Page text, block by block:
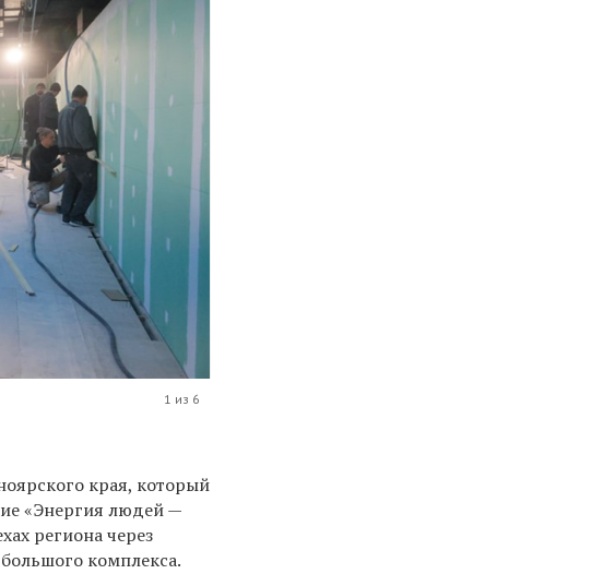
1 из 6
края, который
«Энергия людей —
региона через
комплекса.